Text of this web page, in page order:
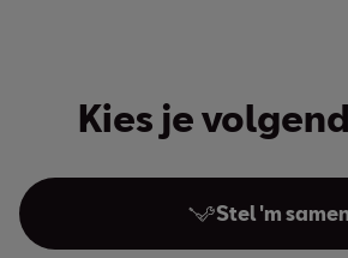
Kies je
Stel 'm